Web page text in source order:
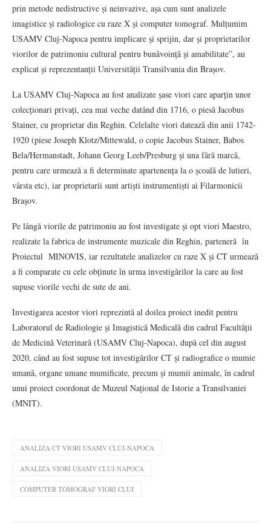
prin metode nedistructive și neinvazive, așa cum sunt analizele
imagistice și radiologice cu raze X și computer tomograf. Mulțumim
USAMV Cluj-Napoca pentru implicare și sprijin, dar și proprietarilor
viorilor de patrimoniu cultural pentru bunăvoință și amabilitate”, au
explicat și reprezentanții Universității Transilvania din Brașov.
La USAMV Cluj-Napoca au fost analizate șase viori care aparțin unor
colecționari privați, cea mai veche datând din 1716, o piesă Jacobus
Stainer, cu proprietar din Reghin. Celelalte viori datează din anii 1742-
1920 (piese Joseph Klotz/Mittewald, o copie Jacobus Stainer, Babos
Bela/Hermanstadt, Johann Georg Leeb/Presburg și una fără marcă,
pentru care urmează a fi determinate apartenența la o școală de lutieri,
vârsta etc), iar proprietarii sunt artiști instrumentiști ai Filarmonicii
Brașov.
Pe lângă viorile de patrimoniu au fost investigate și opt viori Maestro,
realizate la fabrica de instrumente muzicale din Reghin, parteneră în
Proiectul MINOVIS, iar rezultatele analizelor cu raze X și CT urmează
a fi comparate cu cele obținute în urma investigărilor la care au fost
supuse viorile vechi de sute de ani.
Investigarea acestor viori reprezintă al doilea proiect inedit pentru
Laboratorul de Radiologie și Imagistică Medicală din cadrul Facultății
de Medicină Veterinară (USAMV Cluj-Napoca), după cel din august
2020, când au fost supuse tot investigărilor CT și radiografice o mumie
umană, organe umane mumificate, precum și mumii animale, în cadrul
unui proiect coordonat de Muzeul Național de Istorie a Transilvaniei
(MNIT).
ANALIZA CT VIORI USAMV CLUJ-NAPOCA
ANALIZA VIORI USAMV CLUJ-NAPOCA
COMPUTER TOMOGRAF VIORI CLUJ